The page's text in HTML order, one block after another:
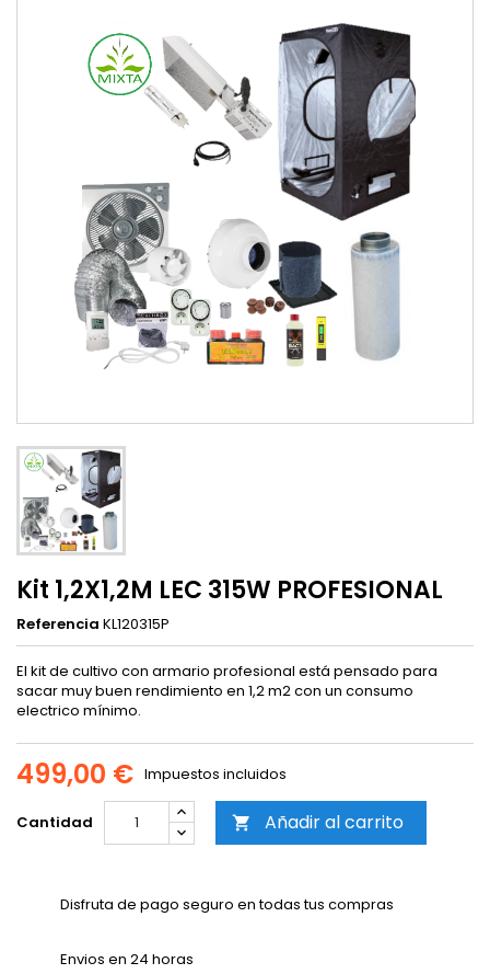
Kit 1,2X1,2M LEC 315W PROFESIONAL
Referencia KL120315P
El kit de cultivo con armario profesional está pensado para
sacar muy buen rendimiento en 1,2 m2 con un consumo
electrico mínimo.
499,00 € Impuestos incluidos
Cantidad  Añadir al carrito
Disfruta de pago seguro en todas tus compras
Envios en 24 horas